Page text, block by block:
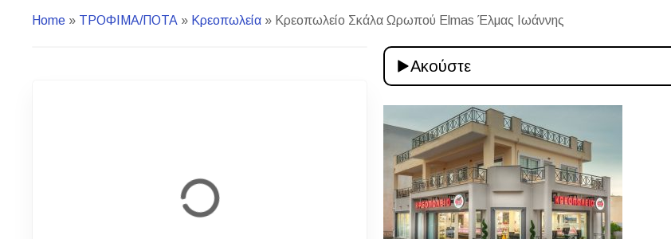
Home » ΤΡΟΦΙΜΑ/ΠΟΤΑ » Κρεοπωλεία » Κρεοπωλείο Σκάλα Ωρωπού Elmas Έλμας Ιωάννης
Ακούστε